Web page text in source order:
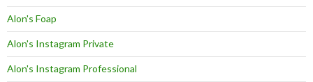
Alon's Foap
Alon's Instagram Private
Alon's Instagram Professional